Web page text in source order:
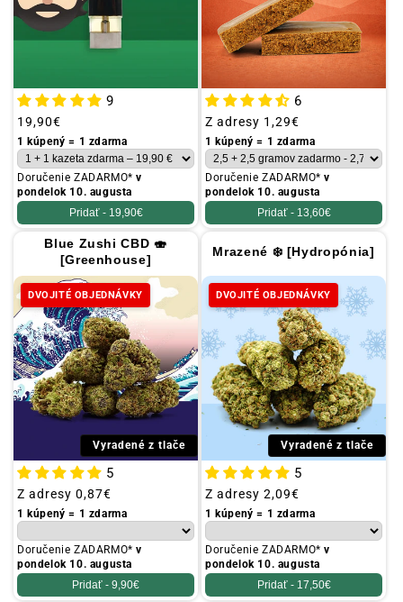
V
š
t
k
y
9
Obvyklá
cena
19,90€
1 kúpený = 1 zdarma
Doručenie ZADARMO*v
pondelok 10. augusta
Pridať - 19,90€
6
Obvyklá
cena
Z adresy 1,29€
1 kúpený = 1 zdarma
Doručenie ZADARMO*v
pondelok 10. augusta
Pridať - 13,60€
Blue Zushi CBD 🍣
[Greenhouse]
DVOJITÉ OBJEDNÁVKY
Vyradené z tlače
5
Obvyklá
cena
Z adresy 0,87€
1 kúpený = 1 zdarma
Doručenie ZADARMO*v
pondelok 10. augusta
Pridať - 9,90€
Mrazené ❄️ [Hydropónia]
DVOJITÉ OBJEDNÁVKY
Vyradené z tlače
5
Obvyklá
cena
Z adresy 2,09€
1 kúpený = 1 zdarma
Doručenie ZADARMO*v
pondelok 10. augusta
Pridať - 17,50€